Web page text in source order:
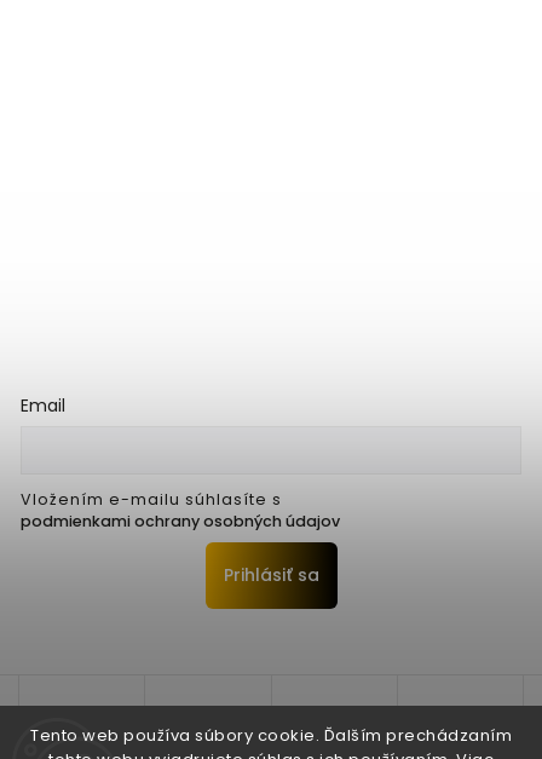
Tento web používa súbory cookie. Ďalším prechádzaním
Email
Vložením e-mailu súhlasíte s
podmienkami ochrany osobných údajov
Prihlásiť sa